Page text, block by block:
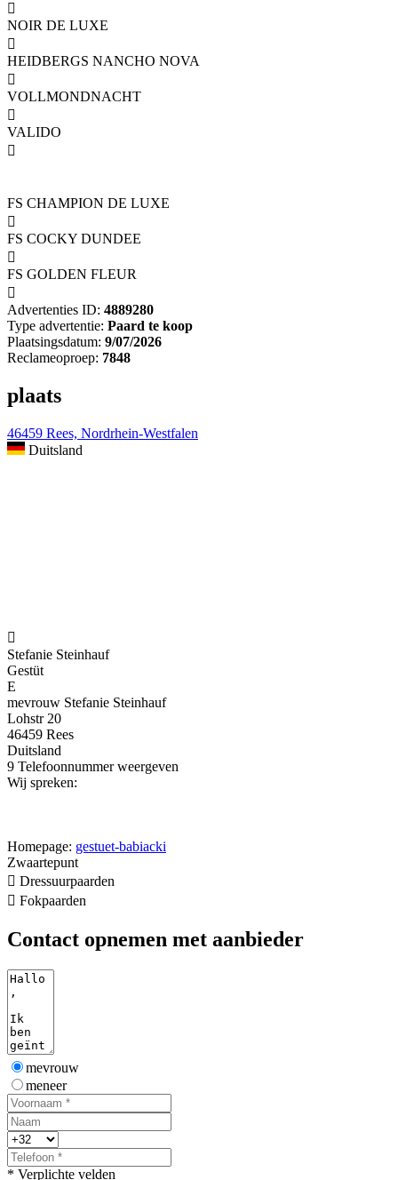

NOIR DE LUXE

HEIDBERGS NANCHO NOVA

VOLLMONDNACHT

VALIDO

FS CHAMPION DE LUXE

FS COCKY DUNDEE

FS GOLDEN FLEUR

Advertenties ID: 4889280
Type advertentie: Paard te koop
Plaatsingsdatum: 9/07/2026
Reclameoproep: 7848
plaats
46459 Rees, Nordrhein-Westfalen
Duitsland

Stefanie Steinhauf
Gestüt
E
mevrouw Stefanie Steinhauf
Lohstr 20
46459 Rees
Duitsland
9 Telefoonnummer weergeven
Wij spreken:
Homepage: gestuet-babiacki
Zwaartepunt
 Dressuurpaarden
 Fokpaarden
Contact opnemen met aanbieder
mevrouw
meneer
* Verplichte velden